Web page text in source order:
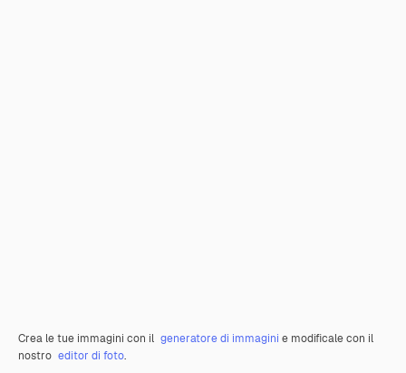
Crea le tue immagini con il generatore di immagini e modificale con il
nostro editor di foto.